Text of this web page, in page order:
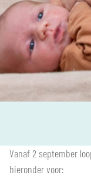
Vanaf 2 september
hieronder voor: